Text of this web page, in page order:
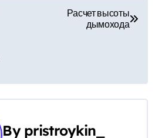
Расчет высоты
дымохода
By pristroykin_